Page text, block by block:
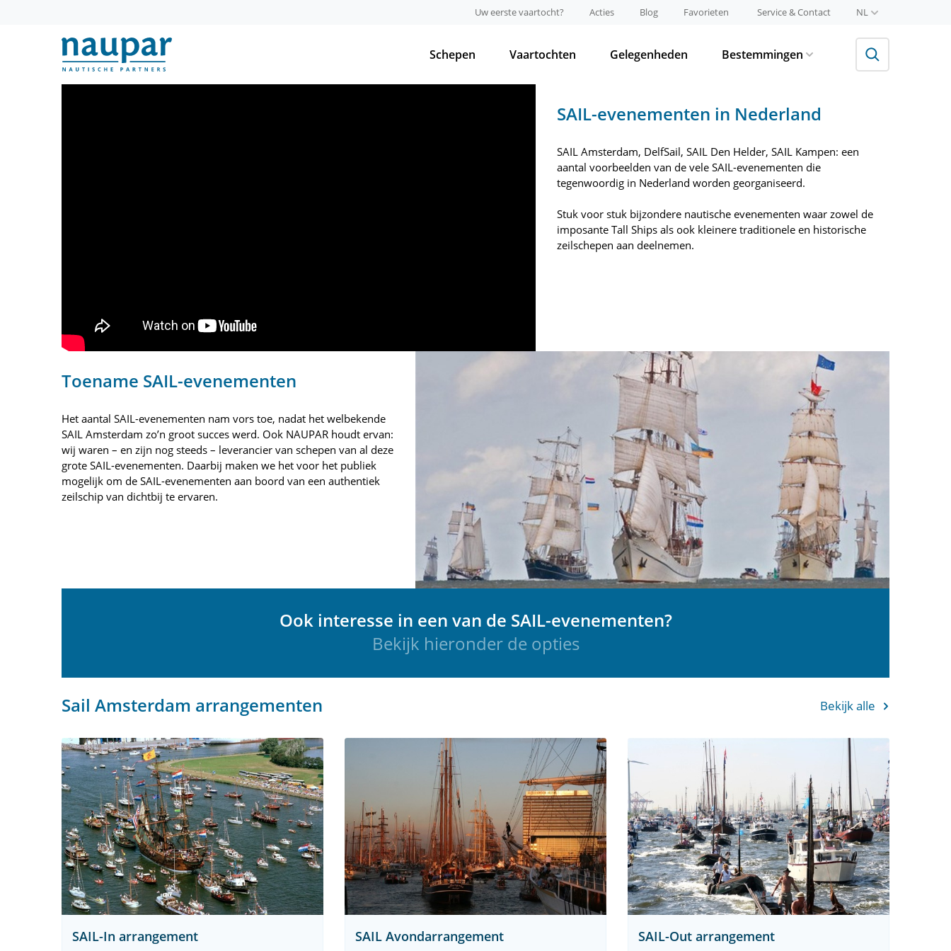
Uw eerste vaartocht? Acties Blog Favorieten Service & Contact NL
Schepen Vaartochten Gelegenheden Bestemmingen
SAIL-evenementen in Nederland
SAIL Amsterdam, DelfSail, SAIL Den Helder, SAIL Kampen: een
aantal voorbeelden van de vele SAIL-evenementen die
tegenwoordig in Nederland worden georganiseerd.
Stuk voor stuk bijzondere nautische evenementen waar zowel de
imposante Tall Ships als ook kleinere traditionele en historische
zeilschepen aan deelnemen.
Toename SAIL-evenementen
Het aantal SAIL-evenementen nam vors toe, nadat het welbekende
SAIL Amsterdam zo’n groot succes werd. Ook NAUPAR houdt ervan:
wij waren – en zijn nog steeds – leverancier van schepen van al deze
grote SAIL-evenementen. Daarbij maken we het voor het publiek
mogelijk om de SAIL-evenementen aan boord van een authentiek
zeilschip van dichtbij te ervaren.
Ook interesse in een van de SAIL-evenementen?
Bekijk hieronder de opties
Sail Amsterdam arrangementen Bekijk alle
SAIL-In arrangement SAIL Avondarrangement SAIL-Out arrangement